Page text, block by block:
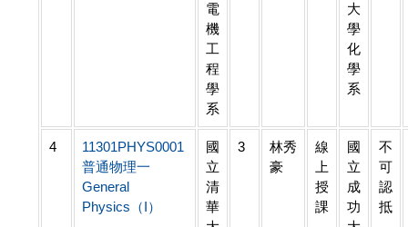
電
機
工
程
學
系
大
學
化
學
系
4
11301PHYS0001
普通物理一
General
Physics（I）
國
立
清
華
3
林秀
豪
線
上
授
課
國
立
成
功
不
可
認
抵